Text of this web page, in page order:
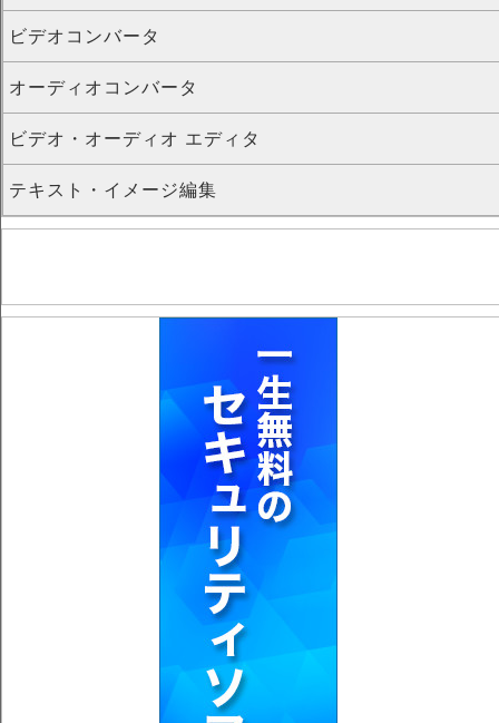
ビデオコンバータ
オーディオコンバータ
ビデオ・オーディオ エディタ
テキスト・イメージ編集